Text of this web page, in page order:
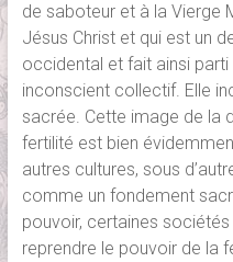
de saboteur et à la Vierge
Jésus Christ et qui est un
occidental et fait ainsi
inconscient collectif. Elle
sacrée. Cette image de la
fertilité est bien
autres cultures, sous
comme un fondement
pouvoir, certaines
reprendre le pouvoir de la